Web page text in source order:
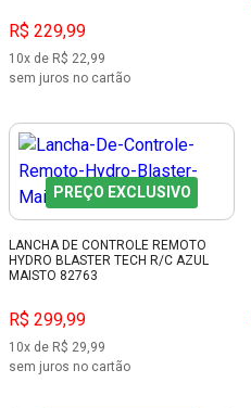
R$ 229,99
10x de R$ 22,99
sem juros no cartão
PREÇO EXCLUSIVO
LANCHA DE CONTROLE REMOTO
HYDRO BLASTER TECH R/C AZUL
MAISTO 82763
R$ 299,99
10x de R$ 29,99
sem juros no cartão